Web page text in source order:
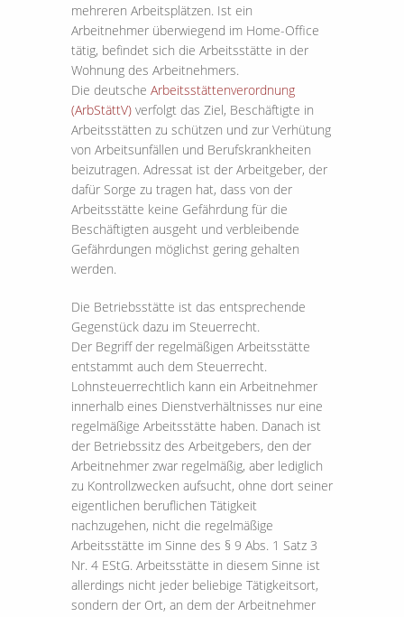
mehreren Arbeitsplätzen. Ist ein
Arbeitnehmer überwiegend im Home-Office
tätig, befindet sich die Arbeitsstätte in der
Wohnung des Arbeitnehmers.
Die deutsche Arbeitsstättenverordnung
(ArbStättV) verfolgt das Ziel, Beschäftigte in
Arbeitsstätten zu schützen und zur Verhütung
von Arbeitsunfällen und Berufskrankheiten
beizutragen. Adressat ist der Arbeitgeber, der
dafür Sorge zu tragen hat, dass von der
Arbeitsstätte keine Gefährdung für die
Beschäftigten ausgeht und verbleibende
Gefährdungen möglichst gering gehalten
werden.
Die Betriebsstätte ist das entsprechende
Gegenstück dazu im Steuerrecht.
Der Begriff der regelmäßigen Arbeitsstätte
entstammt auch dem Steuerrecht.
Lohnsteuerrechtlich kann ein Arbeitnehmer
innerhalb eines Dienstverhältnisses nur eine
regelmäßige Arbeitsstätte haben. Danach ist
der Betriebssitz des Arbeitgebers, den der
Arbeitnehmer zwar regelmäßig, aber lediglich
zu Kontrollzwecken aufsucht, ohne dort seiner
eigentlichen beruflichen Tätigkeit
nachzugehen, nicht die regelmäßige
Arbeitsstätte im Sinne des § 9 Abs. 1 Satz 3
Nr. 4 EStG. Arbeitsstätte in diesem Sinne ist
allerdings nicht jeder beliebige Tätigkeitsort,
sondern der Ort, an dem der Arbeitnehmer